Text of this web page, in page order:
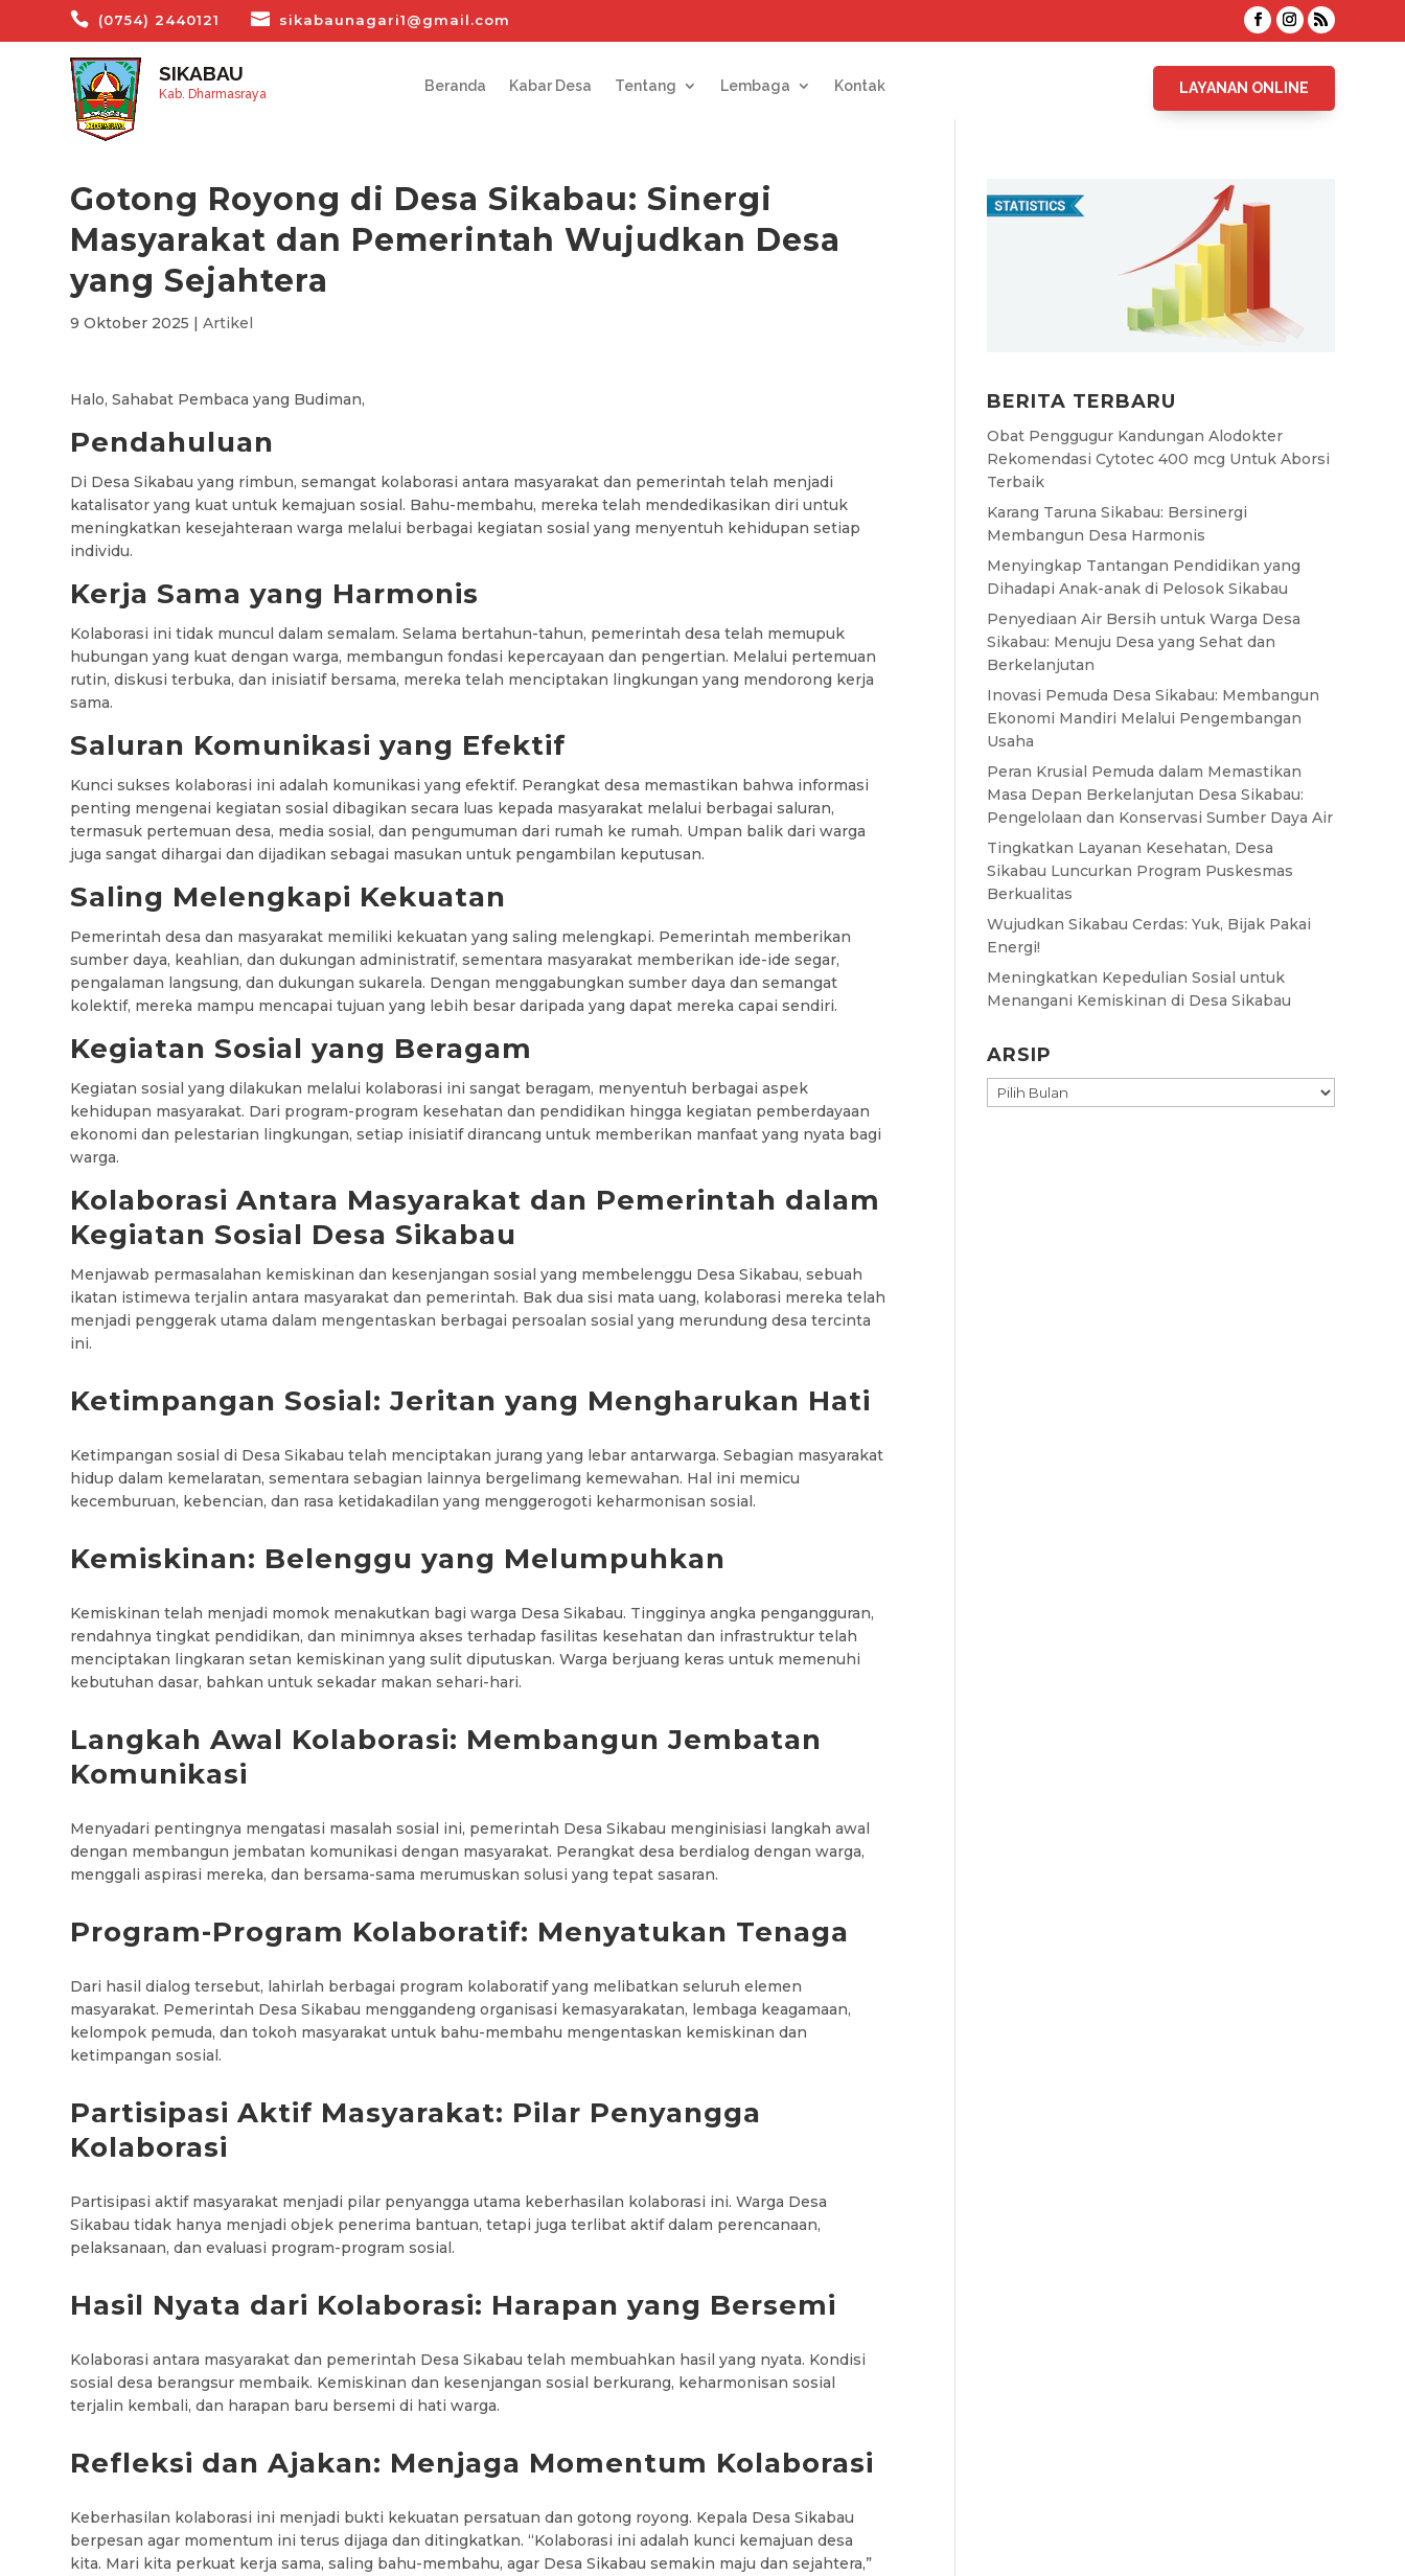
(0754) 2440121 sikabaunagari1@gmail.com
SIKABAU
Kab. Dharmasraya Beranda Kabar Desa Tentang Lembaga Kontak LAYANAN ONLINE
Gotong Royong di Desa Sikabau: Sinergi
Masyarakat dan Pemerintah Wujudkan Desa
yang Sejahtera
9 Oktober 2025 |Artikel
Halo, Sahabat Pembaca yang Budiman,
Pendahuluan
Di Desa Sikabau yang rimbun, semangat kolaborasi antara masyarakat dan pemerintah telah menjadi
katalisator yang kuat untuk kemajuan sosial. Bahu-membahu, mereka telah mendedikasikan diri untuk
meningkatkan kesejahteraan warga melalui berbagai kegiatan sosial yang menyentuh kehidupan setiap
individu.
Kerja Sama yang Harmonis
Kolaborasi ini tidak muncul dalam semalam. Selama bertahun-tahun, pemerintah desa telah memupuk
hubungan yang kuat dengan warga, membangun fondasi kepercayaan dan pengertian. Melalui pertemuan
rutin, diskusi terbuka, dan inisiatif bersama, mereka telah menciptakan lingkungan yang mendorong kerja
sama.
Saluran Komunikasi yang Efektif
Kunci sukses kolaborasi ini adalah komunikasi yang efektif. Perangkat desa memastikan bahwa informasi
penting mengenai kegiatan sosial dibagikan secara luas kepada masyarakat melalui berbagai saluran,
termasuk pertemuan desa, media sosial, dan pengumuman dari rumah ke rumah. Umpan balik dari warga
juga sangat dihargai dan dijadikan sebagai masukan untuk pengambilan keputusan.
Saling Melengkapi Kekuatan
Pemerintah desa dan masyarakat memiliki kekuatan yang saling melengkapi. Pemerintah memberikan
sumber daya, keahlian, dan dukungan administratif, sementara masyarakat memberikan ide-ide segar,
pengalaman langsung, dan dukungan sukarela. Dengan menggabungkan sumber daya dan semangat
kolektif, mereka mampu mencapai tujuan yang lebih besar daripada yang dapat mereka capai sendiri.
Kegiatan Sosial yang Beragam
Kegiatan sosial yang dilakukan melalui kolaborasi ini sangat beragam, menyentuh berbagai aspek
kehidupan masyarakat. Dari program-program kesehatan dan pendidikan hingga kegiatan pemberdayaan
ekonomi dan pelestarian lingkungan, setiap inisiatif dirancang untuk memberikan manfaat yang nyata bagi
warga.
Kolaborasi Antara Masyarakat dan Pemerintah dalam
Kegiatan Sosial Desa Sikabau
Menjawab permasalahan kemiskinan dan kesenjangan sosial yang membelenggu Desa Sikabau, sebuah
ikatan istimewa terjalin antara masyarakat dan pemerintah. Bak dua sisi mata uang, kolaborasi mereka telah
menjadi penggerak utama dalam mengentaskan berbagai persoalan sosial yang merundung desa tercinta
ini.
Ketimpangan Sosial: Jeritan yang Mengharukan Hati
Ketimpangan sosial di Desa Sikabau telah menciptakan jurang yang lebar antarwarga. Sebagian masyarakat
hidup dalam kemelaratan, sementara sebagian lainnya bergelimang kemewahan. Hal ini memicu
kecemburuan, kebencian, dan rasa ketidakadilan yang menggerogoti keharmonisan sosial.
Kemiskinan: Belenggu yang Melumpuhkan
Kemiskinan telah menjadi momok menakutkan bagi warga Desa Sikabau. Tingginya angka pengangguran,
rendahnya tingkat pendidikan, dan minimnya akses terhadap fasilitas kesehatan dan infrastruktur telah
menciptakan lingkaran setan kemiskinan yang sulit diputuskan. Warga berjuang keras untuk memenuhi
kebutuhan dasar, bahkan untuk sekadar makan sehari-hari.
Langkah Awal Kolaborasi: Membangun Jembatan
Komunikasi
Menyadari pentingnya mengatasi masalah sosial ini, pemerintah Desa Sikabau menginisiasi langkah awal
dengan membangun jembatan komunikasi dengan masyarakat. Perangkat desa berdialog dengan warga,
menggali aspirasi mereka, dan bersama-sama merumuskan solusi yang tepat sasaran.
Program-Program Kolaboratif: Menyatukan Tenaga
Dari hasil dialog tersebut, lahirlah berbagai program kolaboratif yang melibatkan seluruh elemen
masyarakat. Pemerintah Desa Sikabau menggandeng organisasi kemasyarakatan, lembaga keagamaan,
kelompok pemuda, dan tokoh masyarakat untuk bahu-membahu mengentaskan kemiskinan dan
ketimpangan sosial.
Partisipasi Aktif Masyarakat: Pilar Penyangga
Kolaborasi
Partisipasi aktif masyarakat menjadi pilar penyangga utama keberhasilan kolaborasi ini. Warga Desa
Sikabau tidak hanya menjadi objek penerima bantuan, tetapi juga terlibat aktif dalam perencanaan,
pelaksanaan, dan evaluasi program-program sosial.
Hasil Nyata dari Kolaborasi: Harapan yang Bersemi
Kolaborasi antara masyarakat dan pemerintah Desa Sikabau telah membuahkan hasil yang nyata. Kondisi
sosial desa berangsur membaik. Kemiskinan dan kesenjangan sosial berkurang, keharmonisan sosial
terjalin kembali, dan harapan baru bersemi di hati warga.
Refleksi dan Ajakan: Menjaga Momentum Kolaborasi
Keberhasilan kolaborasi ini menjadi bukti kekuatan persatuan dan gotong royong. Kepala Desa Sikabau
berpesan agar momentum ini terus dijaga dan ditingkatkan. “Kolaborasi ini adalah kunci kemajuan desa
kita. Mari kita perkuat kerja sama, saling bahu-membahu, agar Desa Sikabau semakin maju dan sejahtera,”
BERITA TERBARU
Obat Penggugur Kandungan Alodokter
Rekomendasi Cytotec 400 mcg Untuk Aborsi
Terbaik
Karang Taruna Sikabau: Bersinergi
Membangun Desa Harmonis
Menyingkap Tantangan Pendidikan yang
Dihadapi Anak-anak di Pelosok Sikabau
Penyediaan Air Bersih untuk Warga Desa
Sikabau: Menuju Desa yang Sehat dan
Berkelanjutan
Inovasi Pemuda Desa Sikabau: Membangun
Ekonomi Mandiri Melalui Pengembangan
Usaha
Peran Krusial Pemuda dalam Memastikan
Masa Depan Berkelanjutan Desa Sikabau:
Pengelolaan dan Konservasi Sumber Daya Air
Tingkatkan Layanan Kesehatan, Desa
Sikabau Luncurkan Program Puskesmas
Berkualitas
Wujudkan Sikabau Cerdas: Yuk, Bijak Pakai
Energi!
Meningkatkan Kepedulian Sosial untuk
Menangani Kemiskinan di Desa Sikabau
ARSIP
ARSIP